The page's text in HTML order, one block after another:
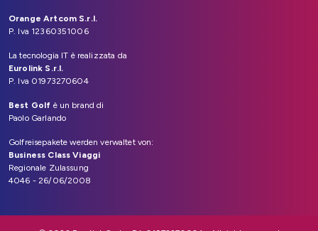
Orange Artcom S.r.l.
P. Iva 12360351006
La tecnologia IT è realizzata da
Eurolink S.r.l.
P. Iva 01973270604
Best Golf è un brand di
Paolo Garlando
Golfreisepakete werden verwaltet von:
Business Class Viaggi
Regionale Zulassung
4046 - 26/06/2008